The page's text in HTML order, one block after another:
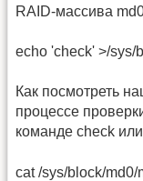
RAID-массива
echo 'check' >/sys/
Как посмотреть
процессе
команде check
cat /sys/block/md0/